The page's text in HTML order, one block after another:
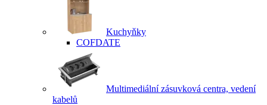
Kuchyňky
COFDATE
Multimediální zásuvková centra, vedení
kabelů